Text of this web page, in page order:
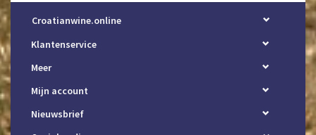
Croatianwine.online
Klantenservice
Meer
Mijn account
Nieuwsbrief